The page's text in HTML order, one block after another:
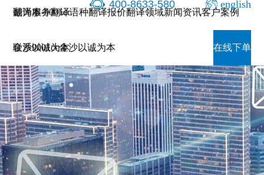
400-8633-580 english
诚为本-9001cc
金沙以诚为本
翻译服务翻译语种翻译报价翻译领域新闻资讯客户案例
联系9001cc金沙以诚为本 在线下单